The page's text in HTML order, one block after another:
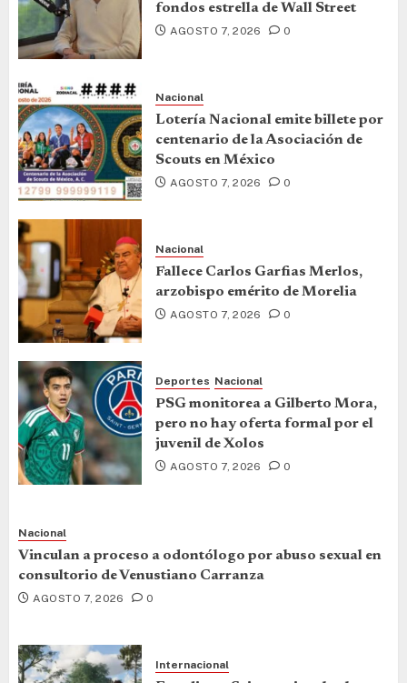
fondos estrella de Wall Street
AGOSTO 7, 2026 0
Nacional
Lotería Nacional emite billete por
centenario de la Asociación de
Scouts en México
AGOSTO 7, 2026 0
Nacional
Fallece Carlos Garfias Merlos,
arzobispo emérito de Morelia
AGOSTO 7, 2026 0
Deportes Nacional
PSG monitorea a Gilberto Mora,
pero no hay oferta formal por el
juvenil de Xolos
AGOSTO 7, 2026 0
Nacional
Vinculan a proceso a odontólogo por abuso sexual en
consultorio de Venustiano Carranza
AGOSTO 7, 2026 0
Internacional